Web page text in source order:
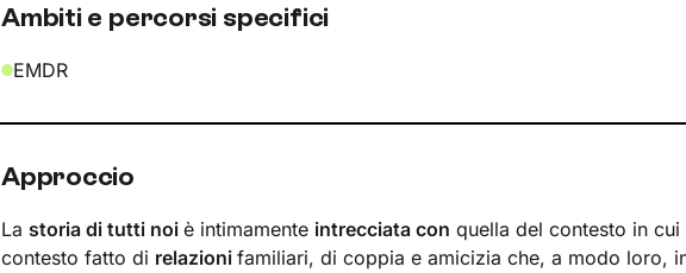
Ambiti e percorsi specifici
EMDR
Approccio
La storia di tutti noi è intimamente intrecciata con quella del contesto in
contesto fatto di relazioni familiari, di coppia e amicizia che, a modo loro,